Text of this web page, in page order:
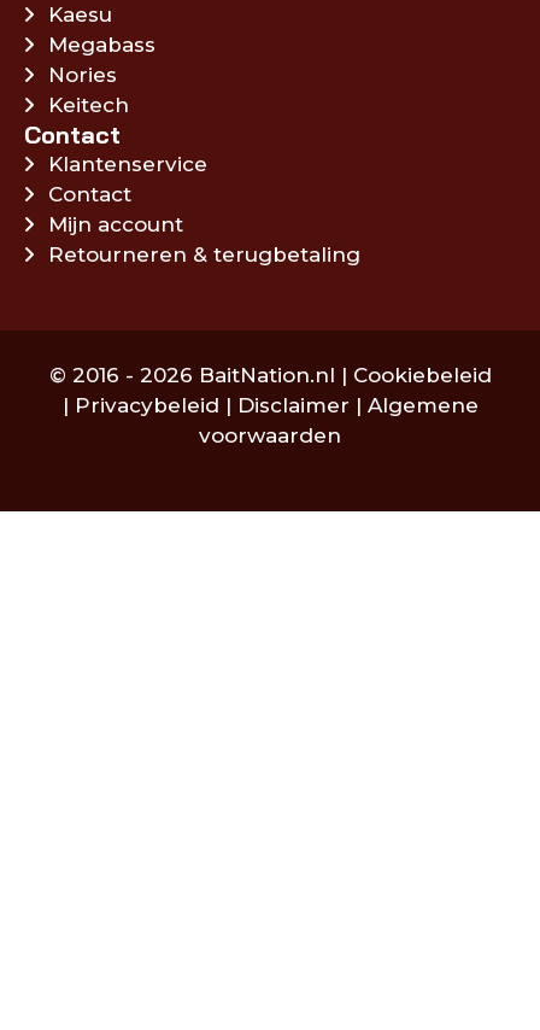
Kaesu
Megabass
Nories
Keitech
Contact
Klantenservice
Contact
Mijn account
Retourneren & terugbetaling
© 2016 - 2026 BaitNation.nl | Cookiebeleid
| Privacybeleid | Disclaimer | Algemene
voorwaarden